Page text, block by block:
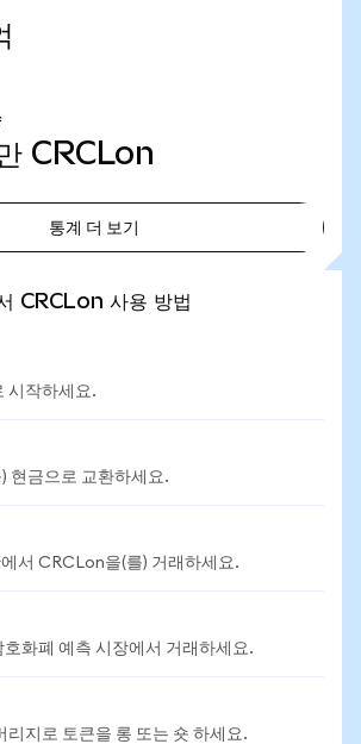
CRCLon
통계 더 보기
CRCLon 사용 방법
시작하세요.
현금으로 교환하세요.
서 CRCLon을(를) 거래하세요.
화폐 예측 시장에서 거래하세요.
리지로 토큰을 롱 또는 숏 하세요.